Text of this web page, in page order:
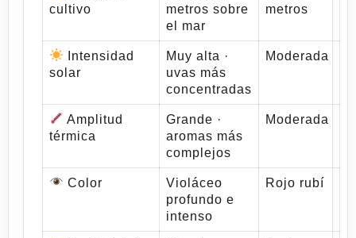
cultivo
metros sobre
el mar
metros
Intensidad
solar
Muy alta ·
uvas más
concentradas
Moderada
Amplitud
térmica
Grande ·
aromas más
complejos
Moderada
Color
Violáceo
profundo e
intenso
Rojo rubí